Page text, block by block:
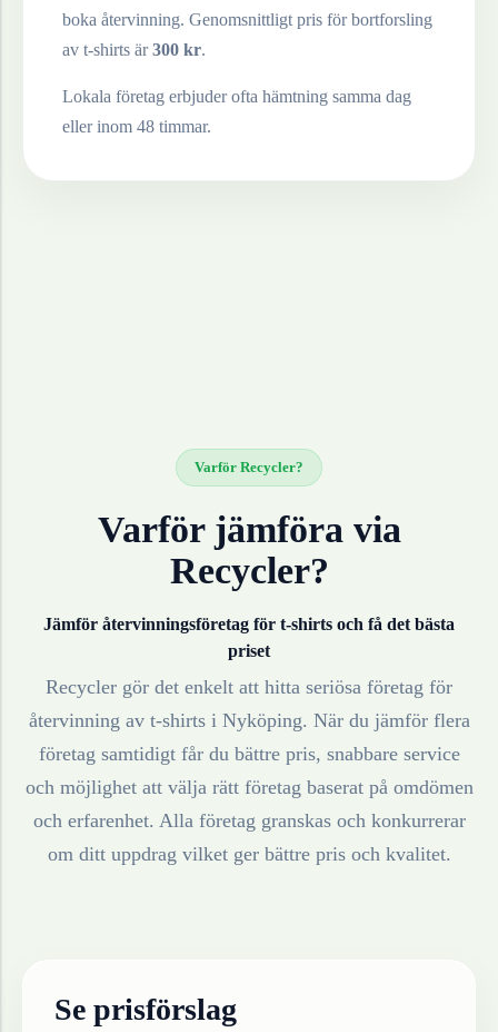
boka återvinning. Genomsnittligt pris för bortforsling
av t-shirts är300 kr.
Lokala företag erbjuder ofta hämtning samma dag
eller inom 48 timmar.
Varför Recycler?
Varför jämföra via
Recycler?
Jämför återvinningsföretag för t-shirts och få det bästa
priset
Recycler gör det enkelt att hitta seriösa företag för
återvinning av t-shirtsi Nyköping. När du jämför flera
företag samtidigt får du bättre pris, snabbare service
och möjlighet att välja rätt företag baserat på omdömen
och erfarenhet. Alla företag granskas och konkurrerar
om ditt uppdrag vilket ger bättre pris och kvalitet.
Se prisförslag